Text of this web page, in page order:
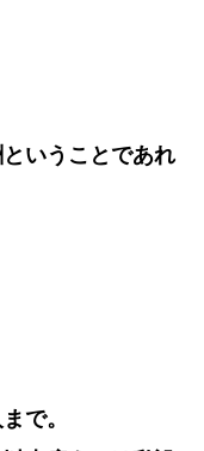
いうことであれ
で。